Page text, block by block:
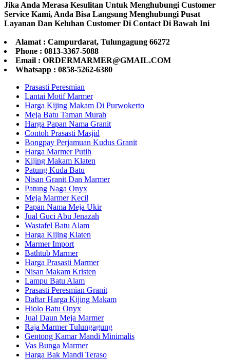
Jika Anda Merasa Kesulitan Untuk Menghubungi Customer
Service Kami, Anda Bisa Langsung Menghubungi Pusat
Layanan Dan Keluhan Customer Di Contact Di Bawah Ini
Alamat : Campurdarat, Tulungagung 66272
Phone : 0813-3367-5088
Email : ORDERMARMER@GMAIL.COM
Whatsapp : 0858-5262-6380
Prasasti Peresmian
Lantai Motif Marmer
Harga Kijing Makam Di Purwokerto
Meja Batu Taman Murah
Harga Papan Nama Granit
Contoh Prasasti Masjid
Bongpay Perjamuan Kudus Granit
Harga Marmer Putih
Kijing Makam Klaten
Patung Kuda Batu
Nisan Granit Dan Marmer
Patung Naga Onyx
Meja Marmer Kecil
Papan Nama Meja Ukir
Jual Guci Abu Jenazah
Wastafel Batu Alam
Harga Kijing Klaten
Marmer Import
Bathtub Marmer
Harga Prasasti Marmer
Nisan Makam Kristen
Lampu Batu Alam
Prasasti Peresmian Granit
Daftar Harga Kijing Makam
Hiolo Batu Onyx
Jual Daun Meja Marmer
Raja Marmer Tulungagung
Gentong Kamar Mandi Minimalis
Vas Bunga Marmer
Harga Bak Mandi Teraso